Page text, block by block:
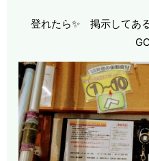
登れたら✨ 掲示してあ